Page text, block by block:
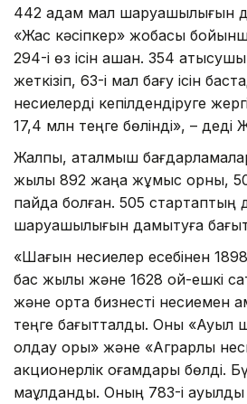
442 адам мал шаруашылығын
«Жас кәсіпкер» жобасы
294-і өз ісін ашқан. 354
жеткізіп, 63-і мал бағу ісін
несиелерді кепілдендіруге
17,4 млн теңге бөлінді», – деді
Жалпы, аталмыш
жылы 892 жаңа жұмыс орны,
пайда болған. 505
шаруашылығын дамытуға
«Шағын несиелер есебінен 1898
бас жылқы және 1628 қой-ешкі
және орта бизнесті несиемен
теңге бағытталды. Оны «Ауыл
қолдау қоры» және «Аграрлық
акционерлік қоғамдары бөлді.
мақұлданды. Оның 783-і